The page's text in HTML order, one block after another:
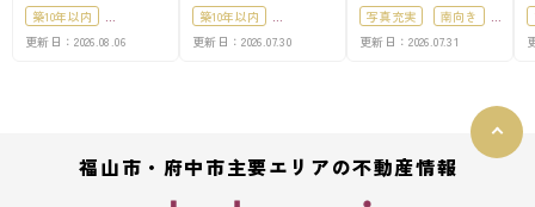
築10年以内
駐車場2台可
更新日：2026.08.06
築10年以内
50坪以上
更新日：2026.07.30
写真充実
南向き
駐車場2台可
更新日：2026.07.31
福山市・府中市主要エリアの不動産情報